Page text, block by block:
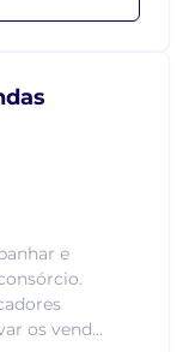
e
os vend...